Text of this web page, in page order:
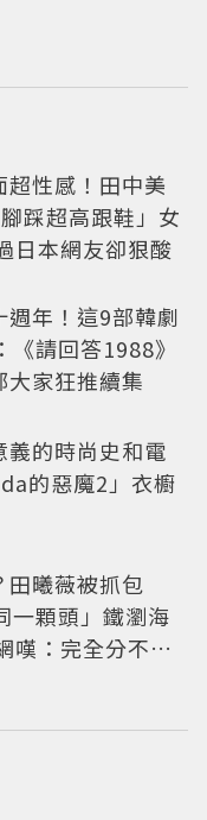
開
性感！田中美
踩超高跟鞋」女
日本網友卻狠酸
年！這9部韓劇
請回答1988》
家狂推續集
義的時尚史和電
的惡魔2」衣櫥
田曦薇被抓包
一顆頭」鐵瀏海
嘆：完全分不出